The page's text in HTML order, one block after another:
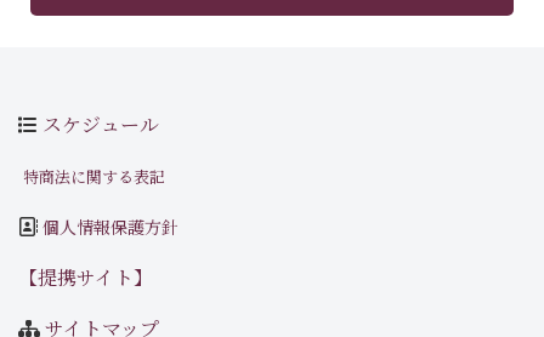
スケジュール
特商法に関する表記
個人情報保護方針
【提携サイト】
サイトマップ